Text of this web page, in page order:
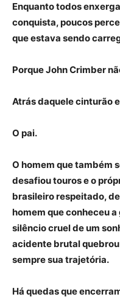
Enquanto todos
conquista, poucos
que estava sendo
Porque John Crimber
Atrás daquele cinturão
O pai.
O homem que também
desafiou touros e o
brasileiro respeitado,
homem que conheceu
silêncio cruel de um
acidente brutal
sempre sua trajetória.
Há quedas que